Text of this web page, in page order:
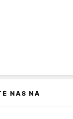
NAS NA